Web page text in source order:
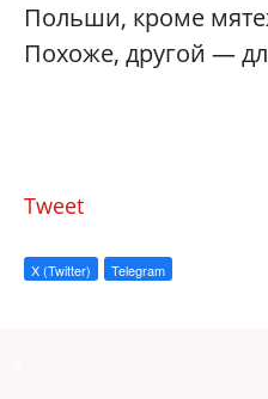
Польши, кроме
Похоже, другой —
Tweet
X (Twitter) Telegram